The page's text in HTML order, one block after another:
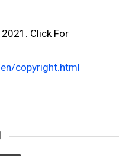
Click For
copyright.html